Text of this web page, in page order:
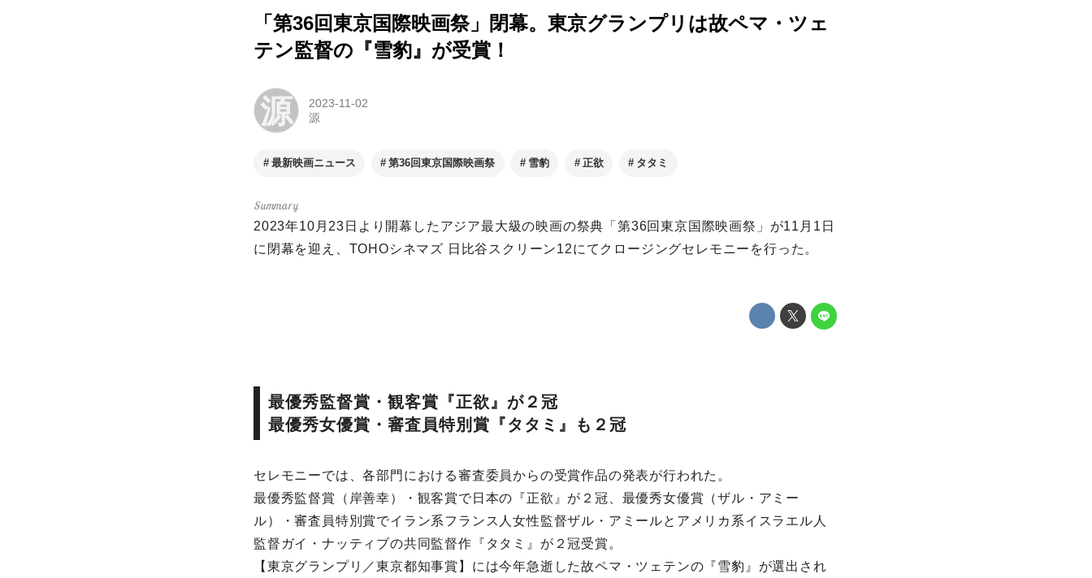
「第36回東京国際映画祭」閉幕。東京グランプリは故ペマ・ツェ
テン監督の『雪豹』が受賞！
源
2023-11-02
源
最新映画ニュース 第36回東京国際映画祭 雪豹 正欲 タタミ
2023年10月23日より開幕したアジア最大級の映画の祭典「第36回東京国際映画祭」が11月1日
に閉幕を迎え、TOHOシネマズ 日比谷スクリーン12にてクロージングセレモニーを行った。
最優秀監督賞・観客賞『正欲』が２冠
最優秀女優賞・審査員特別賞『タタミ』も２冠
セレモニーでは、各部門における審査委員からの受賞作品の発表が行われた。
最優秀監督賞（岸善幸）・観客賞で日本の『正欲』が２冠、最優秀女優賞（ザル・アミー
ル）・審査員特別賞でイラン系フランス人女性監督ザル・アミールとアメリカ系イスラエル人
監督ガイ・ナッティブの共同監督作『タタミ』が２冠受賞。
【東京グランプリ／東京都知事賞】には今年急逝した故ペマ・ツェテンの『雪豹』が選出され